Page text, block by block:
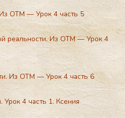
ОТМ — Урок 4 часть 5
реальности. Из ОТМ — Урок 4
Из ОТМ — Урок 4 часть 6
4 часть 1. Ксения